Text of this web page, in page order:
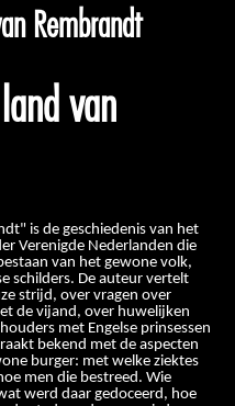
Rembrandt
van
is de geschiedenis van het
Verenigde Nederlanden die
van het gewone volk,
schilders. De auteur vertelt
strijd, over vragen over
de vijand, over huwelijken
met Engelse prinsessen
bekend met de aspecten
burger: met welke ziektes
men die bestreed. Wie
werd daar gedoceerd, hoe